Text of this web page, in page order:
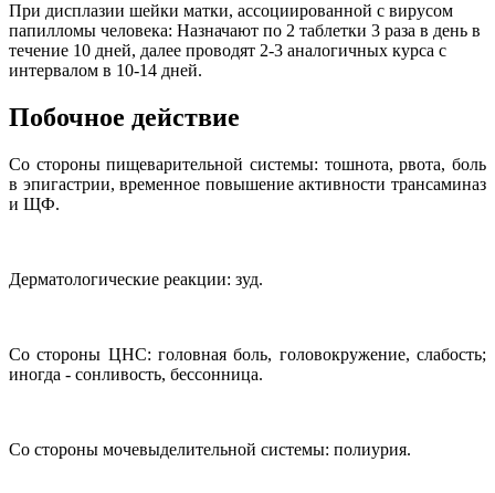
При дисплазии шейки матки, ассоциированной с вирусом
папилломы человека: Назначают по 2 таблетки 3 раза в день в
течение 10 дней, далее проводят 2-3 аналогичных курса с
интервалом в 10-14 дней.
Побочное действие
Со стороны пищеварительной системы: тошнота, рвота, боль
в эпигастрии, временное повышение активности трансаминаз
и ЩФ.
Дерматологические реакции: зуд.
Со стороны ЦНС: головная боль, головокружение, слабость;
иногда - сонливость, бессонница.
Со стороны мочевыделительной системы: полиурия.